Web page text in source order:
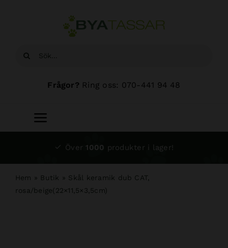
Sök
Frågor? Ring oss: 070-441 94 48
Toggle
Navigation
Hundsalong
Över 1000 produkter i lager!
Hem » Butik » Skål keramik dub CAT,
rosa/beige(22×11,5×3,5cm)